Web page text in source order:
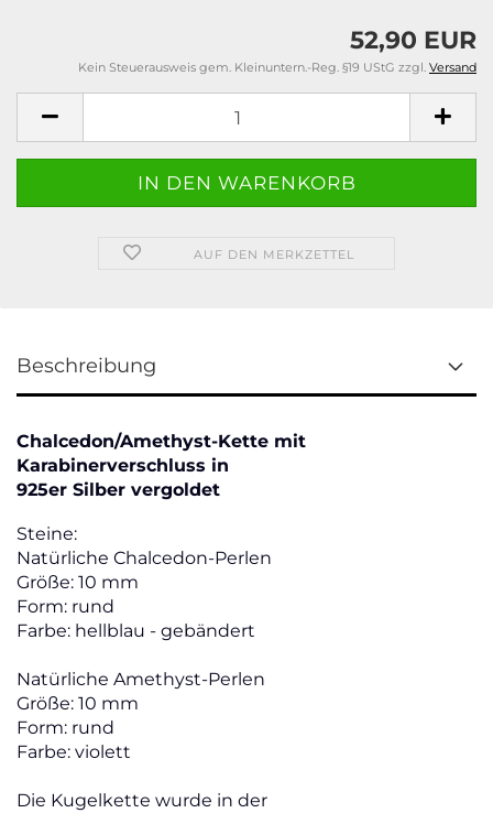
52,90 EUR
Kein Steuerausweis gem. Kleinuntern.-Reg. §19 UStG zzgl. Versand
AUF DEN MERKZETTEL
Beschreibung
Chalcedon/Amethyst-Kette mit
Karabinerverschluss in
925er Silber vergoldet
Steine:
Natürliche Chalcedon-Perlen
Größe: 10 mm
Form: rund
Farbe: hellblau - gebändert
Natürliche Amethyst-Perlen
Größe: 10 mm
Form: rund
Farbe: violett
Die Kugelkette wurde in der